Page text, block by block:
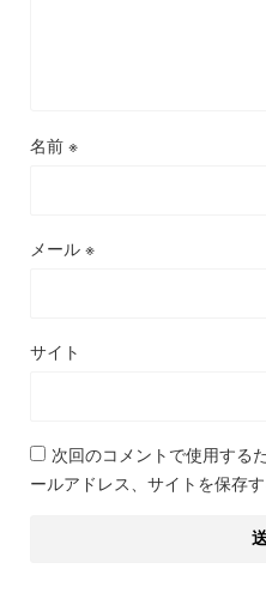
名前 ※
メール ※
サイト
次回のコメントで使用する
ールアドレス、サイトを保存す